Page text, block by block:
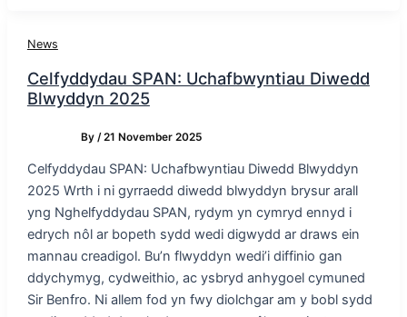
News
Celfyddydau SPAN: Uchafbwyntiau Diwedd
Blwyddyn 2025
By/21 November 2025
Celfyddydau SPAN: Uchafbwyntiau Diwedd Blwyddyn
2025 Wrth i ni gyrraedd diwedd blwyddyn brysur arall
yng Nghelfyddydau SPAN, rydym yn cymryd ennyd i
edrych nôl ar bopeth sydd wedi digwydd ar draws ein
mannau creadigol. Bu’n flwyddyn wedi’i diffinio gan
ddychymyg, cydweithio, ac ysbryd anhygoel cymuned
Sir Benfro. Ni allem fod yn fwy diolchgar am y bobl sydd